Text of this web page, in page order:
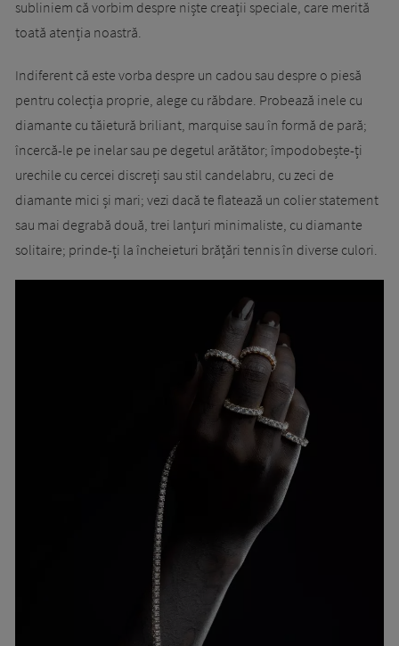
subliniem că vorbim despre niște creații speciale, care merită
toată atenția noastră.
Indiferent că este vorba despre un cadou sau despre o piesă
pentru colecția proprie, alege cu răbdare. Probează inele cu
diamante cu tăietură briliant, marquise sau în formă de pară;
încercă-le pe inelar sau pe degetul arătător; împodobește-ți
urechile cu cercei discreți sau stil candelabru, cu zeci de
diamante mici și mari; vezi dacă te flatează un colier statement
sau mai degrabă două, trei lanțuri minimaliste, cu diamante
solitaire; prinde-ți la încheieturi brățări tennis în diverse culori.